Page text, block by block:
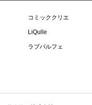
コミッククリエ
LiQulle
ラブパルフェ